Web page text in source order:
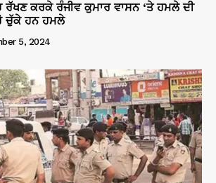
ਰੱਖਣ ਕਰਕੇ ਰੰਜੀਵ ਕੁਮਾਰ ਵਾਸਨ ‘ਤੇ ਹਮਲੇ ਦੀ
ਚੁੱਕੇ ਹਨ ਹਮਲੇ
5, 2024